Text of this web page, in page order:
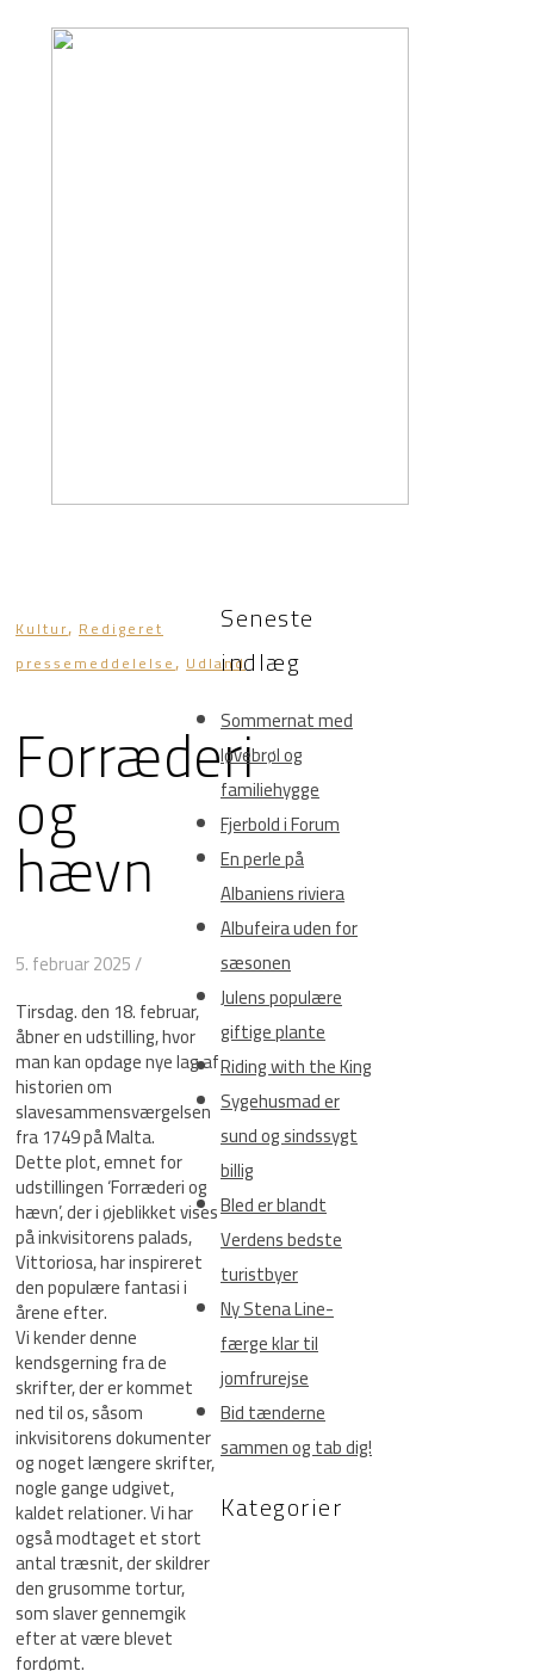
Kultur, Redigeret
pressemeddelelse, Udland
Forræderi
og
hævn
5. februar 2025/
Tirsdag. den 18. februar,
åbner en udstilling, hvor
man kan opdage nye lag af
historien om
slavesammensværgelsen
fra 1749 på Malta.
Dette plot, emnet for
udstillingen ‘Forræderi og
hævn’, der i øjeblikket vises
på inkvisitorens palads,
Vittoriosa, har inspireret
den populære fantasi i
årene efter.
Vi kender denne
kendsgerning fra de
skrifter, der er kommet
ned til os, såsom
inkvisitorens dokumenter
og noget længere skrifter,
nogle gange udgivet,
kaldet relationer. Vi har
også modtaget et stort
antal træsnit, der skildrer
den grusomme tortur,
som slaver gennemgik
efter at være blevet
fordømt.
Seneste
indlæg
Sommernat med
løvebrøl og
familiehygge
Fjerbold i Forum
En perle på
Albaniens riviera
Albufeira uden for
sæsonen
Julens populære
giftige plante
Riding with the King
Sygehusmad er
sund og sindssygt
billig
Bled er blandt
Verdens bedste
turistbyer
Ny Stena Line-
færge klar til
jomfrurejse
Bid tænderne
sammen og tab dig!
Kategorier